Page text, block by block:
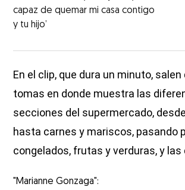
capaz de quemar mi casa contigo
y tu hijo’
En el clip, que dura un minuto,
tomas en donde muestra las
secciones del supermercado,
hasta carnes y mariscos, pasando
congelados, frutas y verduras, y las
"Marianne Gonzaga":